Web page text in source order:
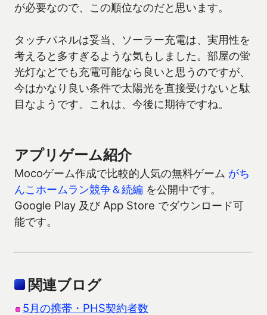
が必要なので、この順位なのだと思います。
タッチパネルは妥当、ソーラー充電は、実用性を
考えると多すぎるような気もしました。部屋の蛍
光灯などでも充電可能なら良いと思うのですが、
今はかなり良い条件で太陽光を直接受けないと駄
目なようです。これは、今後に期待ですね。
アプリゲーム紹介
Mocoゲーム作成で比較的人気の無料ゲーム がち
んこホームラン競争＆続編 を公開中です。
Google Play 及び App Store でダウンロード可
能です。
関連ブログ
5月の携帯・PHS契約者数